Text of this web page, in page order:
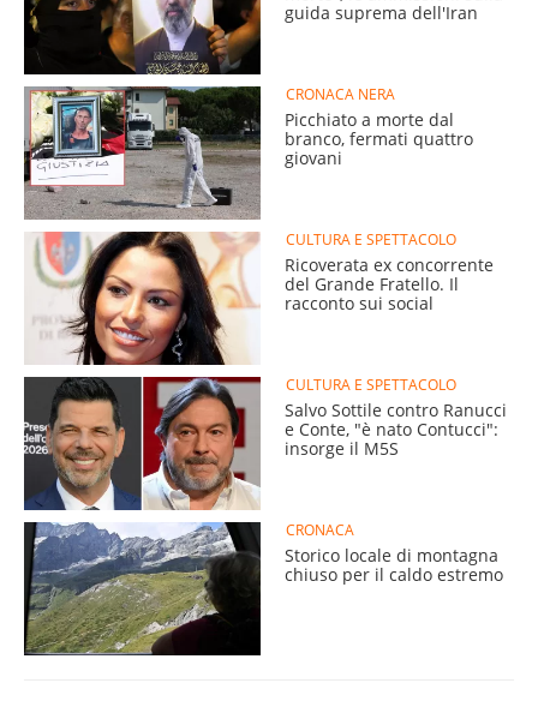
guida suprema dell'Iran
CRONACA NERA
Picchiato a morte dal
branco, fermati quattro
giovani
CULTURA E SPETTACOLO
Ricoverata ex concorrente
del Grande Fratello. Il
racconto sui social
CULTURA E SPETTACOLO
Salvo Sottile contro Ranucci
e Conte, "è nato Contucci":
insorge il M5S
CRONACA
Storico locale di montagna
chiuso per il caldo estremo